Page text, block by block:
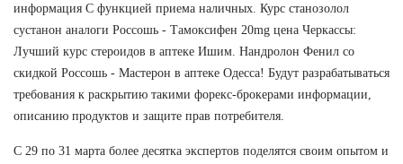
информация С функцией приема наличных. Курс станозолол
сустанон аналоги Россошь - Тамоксифен 20mg цена Черкассы:
Лучший курс стероидов в аптеке Ишим. Нандролон Фенил со
скидкой Россошь - Мастерон в аптеке Одесса! Будут разрабатываться
требования к раскрытию такими форекс-брокерами информации,
описанию продуктов и защите прав потребителя.
С 29 по 31 марта более десятка экспертов поделятся своим опытом и